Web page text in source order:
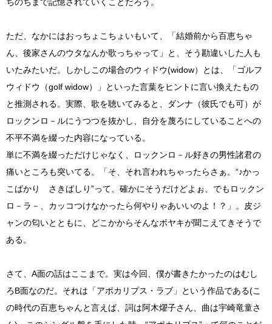
ただ、なかにはおっちょこちょいもいて、「結婚前から百恵ちゃ
ん、後家さんのウタなんか歌っちゃって」と、そう勘違いした人も
いたみたいだ。しかしこの場合のウィドウ(widow）とは、「ゴルフ
ウィドウ（golf widow）」といった言葉をヒントに言い換えたもの
と推測される。実際、歌を聴いてみると、ダンナ（彼氏でも可）が
ロックンロ－ルにうつつを抜かし、自分を蔑ろにしていることへの
不平不満を綴った内容になっている。
単に不満を綴っただけじゃなく、ロックンロ－ル好きの男性諸君の
痛いところも突いてる。「そ、それ言われちゃったらさぁ。“♪かっ
こばかり さきばしり”って、確かにそうだけどよぉ、でもロックン
ロ－ラ－、カッコつけなかったら何やりゃあいいのよ！？」。皮ジ
ャンの匂いとともに、どこかからそんなボヤキが聞こえてきそうで
ある。
さて、A面の話はここまで。実は今回、僕が書きたかったのはむし
ろB面なのだ。それは「アポカリプス・ラブ」という作品である(こ
の時代の百恵ちゃんと言えば、詞は阿木燿子さん、曲は宇崎竜童さ